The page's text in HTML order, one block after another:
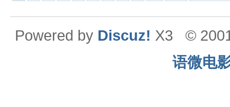
Powered by Discuz! X3
©
语微电